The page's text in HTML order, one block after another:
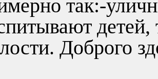
так:-
детей,
Доброго